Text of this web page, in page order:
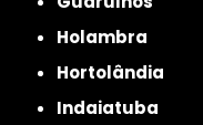
Holambra
Hortolândia
Indaiatuba